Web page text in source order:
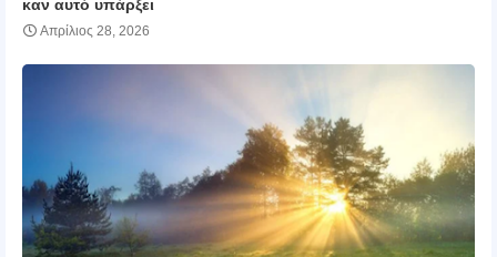
καν αυτό υπάρξει
Απρίλιος 28, 2026